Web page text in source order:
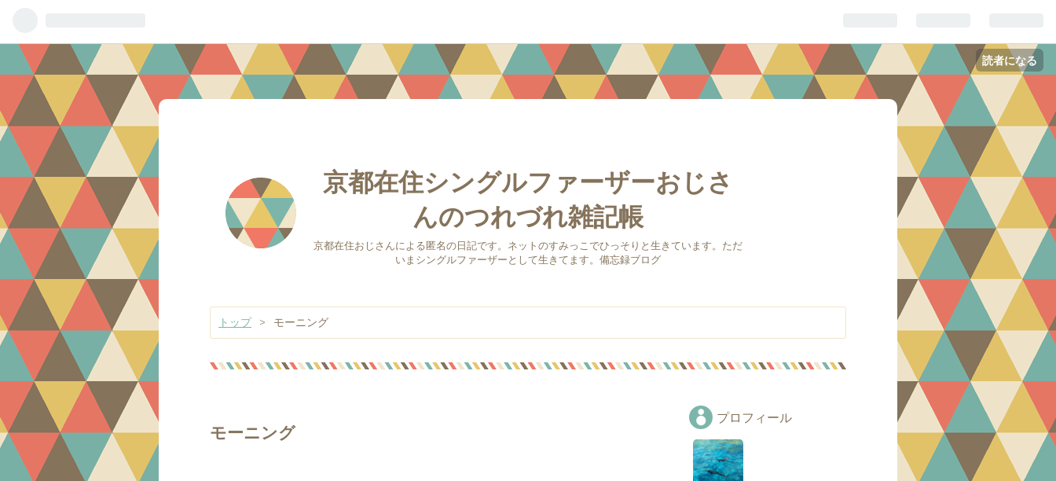
読者になる
京都在住シングルファーザーおじさ
んのつれづれ雑記帳
京都在住おじさんによる匿名の日記です。ネットのすみっこでひっそりと生きています。ただ
いまシングルファーザーとして生きてます。備忘録ブログ
トップ > モーニング
モーニング
プロフィール